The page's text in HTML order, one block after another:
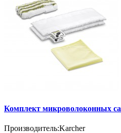
Комплект микроволоконных
Производитель:Karcher